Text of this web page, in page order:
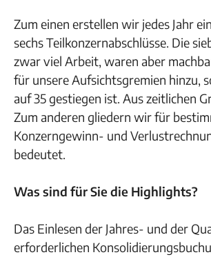
Zum einen erstellen wir jedes Jahr
sechs Teilkonzernabschlüsse. Die
zwar viel Arbeit, waren aber
für unsere Aufsichtsgremien hinzu,
auf 35 gestiegen ist. Aus zeitlichen
Zum anderen gliedern wir für
Konzerngewinn- und
bedeutet.
Was sind für Sie die Highlights?
Das Einlesen der Jahres- und der
erforderlichen